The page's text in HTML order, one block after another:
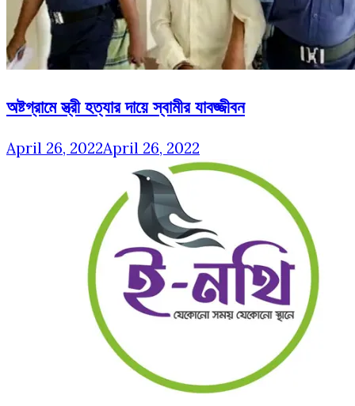
অষ্টগ্রামে স্ত্রী হত্যার দায়ে স্বামীর যাবজ্জীবন
April 26, 2022April 26, 2022